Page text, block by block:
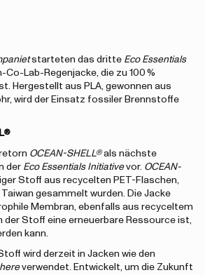
starteten das dritte Eco Essentials
Co-Lab-Regenjacke, die zu 100 %
Hergestellt aus PLA, gewonnen aus
wird der Einsatz fossiler Brennstoffe
OCEAN-SHELL®als nächste
der Eco Essentials Initiativevor. OCEAN-
Stoff aus recycelten PET-Flaschen,
gesammelt wurden. Die Jacke
Membran, ebenfalls aus recyceltem
der Stoff eine erneuerbare Ressource ist,
kann.
wird derzeit in Jacken wie den
verwendet. Entwickelt, um die Zukunft